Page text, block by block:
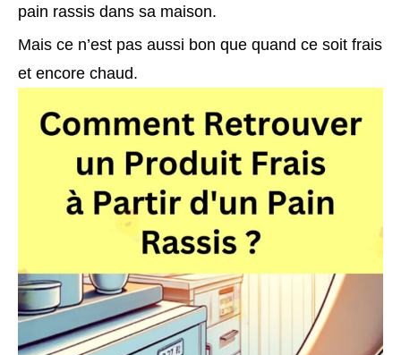
pain rassis dans sa maison.
Mais ce n’est pas aussi bon que quand ce soit frais
et encore chaud.